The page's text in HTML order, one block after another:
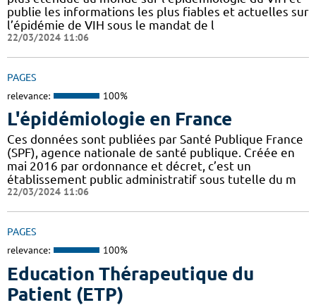
publie les informations les plus fiables et actuelles sur
l’épidémie de VIH sous le mandat de l
22/03/2024 11:06
PAGES
relevance: 100%
L'épidémiologie en France
Ces données sont publiées par Santé Publique France
(SPF), agence nationale de santé publique. Créée en
mai 2016 par ordonnance et décret, c’est un
établissement public administratif sous tutelle du m
22/03/2024 11:06
PAGES
relevance: 100%
Education Thérapeutique du
Patient (ETP)